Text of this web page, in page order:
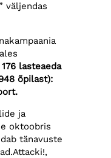
väljendas
176 lasteaeda
õpilast):
ja
oktoobris
tänavuste